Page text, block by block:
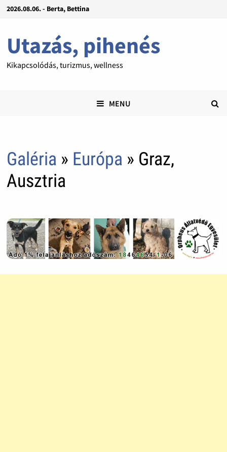
2026.08.06. - Berta, Bettina
Utazás, pihenés
Kikapcsolódás, turizmus, wellness
MENU
Galéria » Európa » Graz,
Ausztria